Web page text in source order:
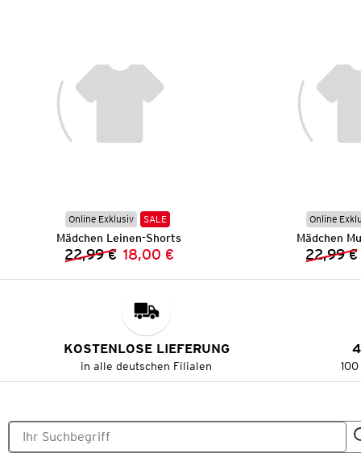
Online Exklusiv SALE
Mädchen Leinen-Shorts
Vorheriger Preis:
22,99 € Neuer Preis:
18,00 €
Online
Mädchen
22,99 €
KOSTENLOSE LIEFERUNG
in alle deutschen Filialen